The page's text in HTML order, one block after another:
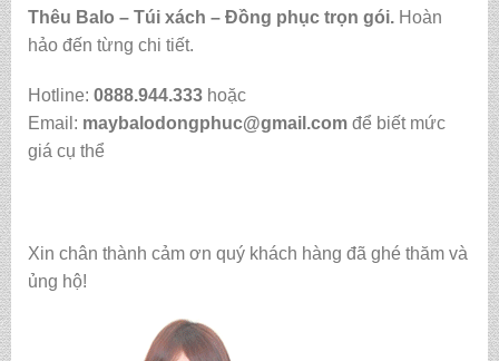
Thêu Balo – Túi xách – Đồng phục trọn gói. Hoàn
hảo đến từng chi tiết.
Hotline: 0888.944.333hoặc
Email: maybalodongphuc@gmail.comđể biết mức
giá cụ thể
Xin chân thành cảm ơn quý khách hàng đã ghé thăm và
ủng hộ!